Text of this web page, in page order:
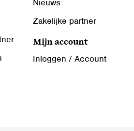
Nieuws
Zakelijke partner
Mijn account
Inloggen / Account